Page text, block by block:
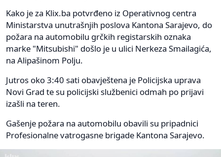
Kako je za Klix.ba potvrđeno iz Operativnog centra
Ministarstva unutrašnjih poslova Kantona Sarajevo, do
požara na automobilu grčkih registarskih oznaka
marke "Mitsubishi" došlo je u ulici Nerkeza Smailagića,
na Alipašinom Polju.
Jutros oko 3:40 sati obavještena je Policijska uprava
Novi Grad te su policijski službenici odmah po prijavi
izašli na teren.
Gašenje požara na automobilu obavili su pripadnici
Profesionalne vatrogasne brigade Kantona Sarajevo.